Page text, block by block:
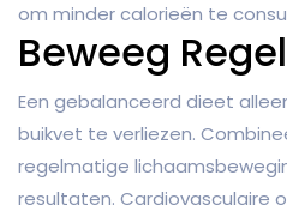
om minder calorieën te
Beweeg
Een gebalanceerd dieet
buikvet te verliezen.
regelmatige
resultaten. Cardiovasculaire